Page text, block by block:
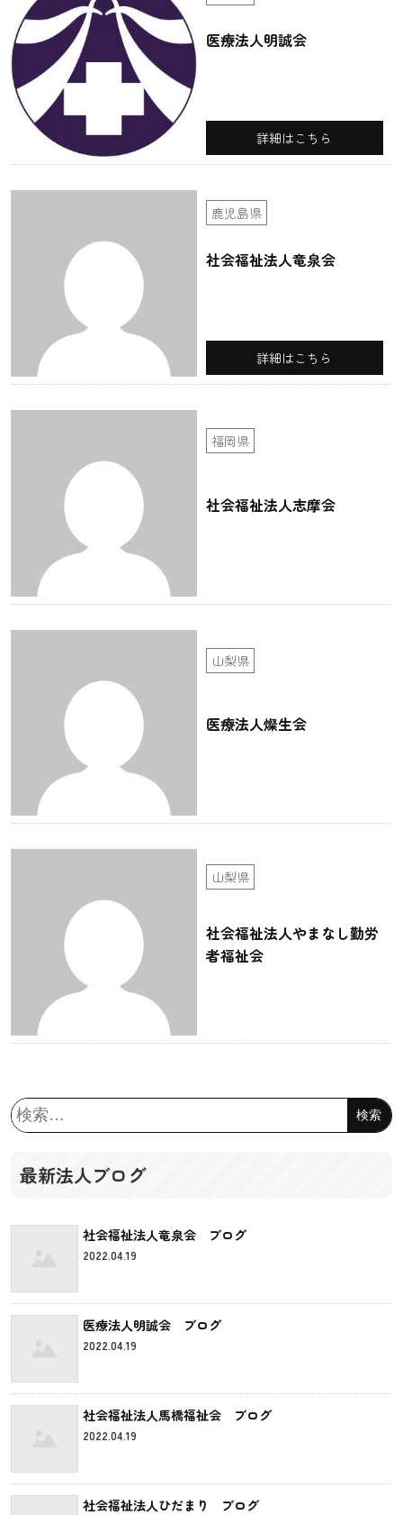
医療法人明誠会
詳細はこちら
鹿児島県
社会福祉法人竜泉会
詳細はこちら
福岡県
社会福祉法人志摩会
山梨県
医療法人燦生会
山梨県
社会福祉法人やまなし勤労
者福祉会
検
索:
最新法人ブログ
社会福祉法人竜泉会 ブログ
2022.04.19
医療法人明誠会 ブログ
2022.04.19
社会福祉法人馬橋福祉会 ブログ
2022.04.19
社会福祉法人ひだまり ブログ